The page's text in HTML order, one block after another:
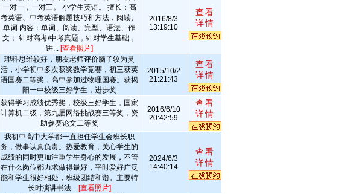
一对一，一对三。 小学生英语。 擅长：高
考英语、中考英语解题技巧和方法，阅读、
单词 内容：单词、阅读、完型、语法、作
文； 针对高考/中考真题，针对学生基础，
讲... [查看照片]
2016/8/3
13:19:10
查看
详情
理科思维较好，朋友老师评价脑子较为灵
活，小学初中多次获奖数学竞赛，初三获英
语国赛二等奖，高中参加过物理国赛。获揭
阳一中校级三好学生，进步奖
2015/10/2
21:21:43
查看
详情
获得学习成绩优秀奖，校级三好学生，国家
计算机二级，第九届网络挑战赛三等奖，资
助参赛论文二等奖
2016/6/10
20:42:59
查看
详情
我初中高中大学都一直担任学生会班长职
务，做事认真负责。热爱教育，关心学生的
成绩的同时更加注重学生身心的发展，不管
在什么岗位都力求做得最好，平时爱好广泛
能和学生很好相处，班级团结和谐。主要特
长时演讲书法... [查看照片]
2024/6/3
14:40:14
查看
详情